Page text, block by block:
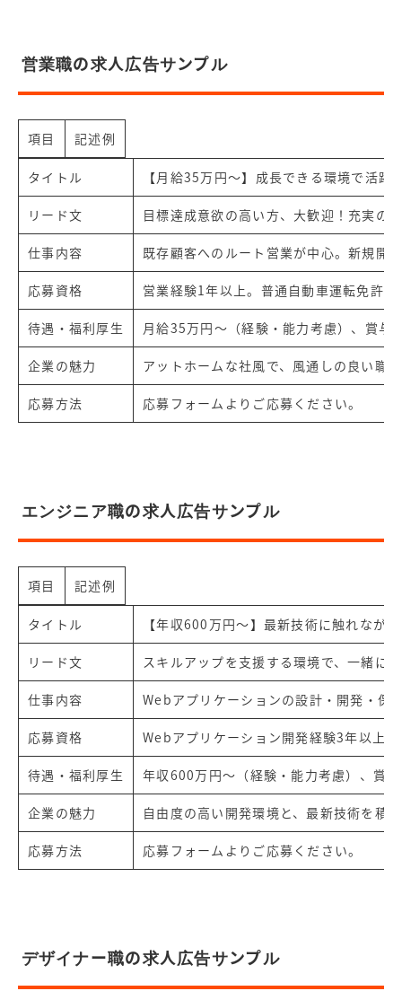
営業職の求人広告サンプル
項目 記述例
タイトル 【月給35万円～】成長できる環境で活
リード文 目標達成意欲の高い方、大歓迎！充実の
仕事内容 既存顧客へのルート営業が中心。新規開
応募資格 営業経験1年以上。普通自動車運転免許
待遇・福利厚生 月給35万円～（経験・能力考慮）、賞与
企業の魅力 アットホームな社風で、風通しの良い職
応募方法 応募フォームよりご応募ください。
エンジニア職の求人広告サンプル
項目 記述例
タイトル 【年収600万円～】最新技術に触れなが
リード文 スキルアップを支援する環境で、一緒に
仕事内容 Webアプリケーションの設計・開発・保
応募資格 Webアプリケーション開発経験3年以上
待遇・福利厚生 年収600万円～（経験・能力考慮）、賞
企業の魅力 自由度の高い開発環境と、最新技術を積
応募方法 応募フォームよりご応募ください。
デザイナー職の求人広告サンプル